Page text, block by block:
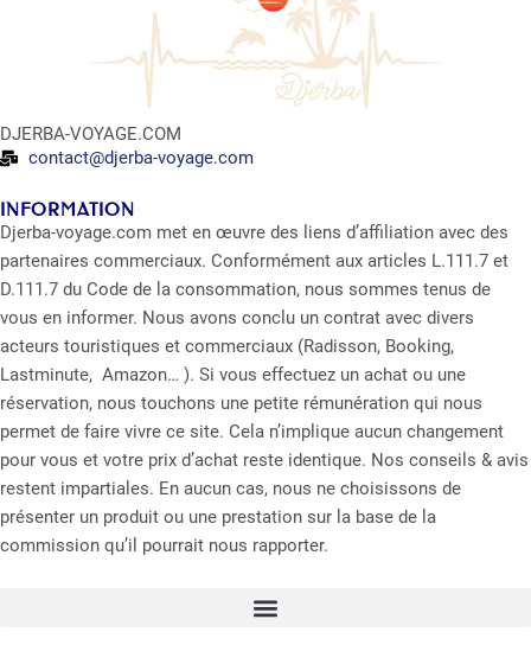
DJERBA-VOYAGE.COM
contact@djerba-voyage.com
INFORMATION
Djerba-voyage.com met en œuvre des liens d’affiliation avec des
partenaires commerciaux. Conformément aux articles L.111.7 et
D.111.7 du Code de la consommation, nous sommes tenus de
vous en informer. Nous avons conclu un contrat avec divers
acteurs touristiques et commerciaux (Radisson, Booking,
Lastminute, Amazon… ). Si vous effectuez un achat ou une
réservation, nous touchons une petite rémunération qui nous
permet de faire vivre ce site. Cela n’implique aucun changement
pour vous et votre prix d’achat reste identique. Nos conseils & avis
restent impartiales. En aucun cas, nous ne choisissons de
présenter un produit ou une prestation sur la base de la
commission qu’il pourrait nous rapporter.